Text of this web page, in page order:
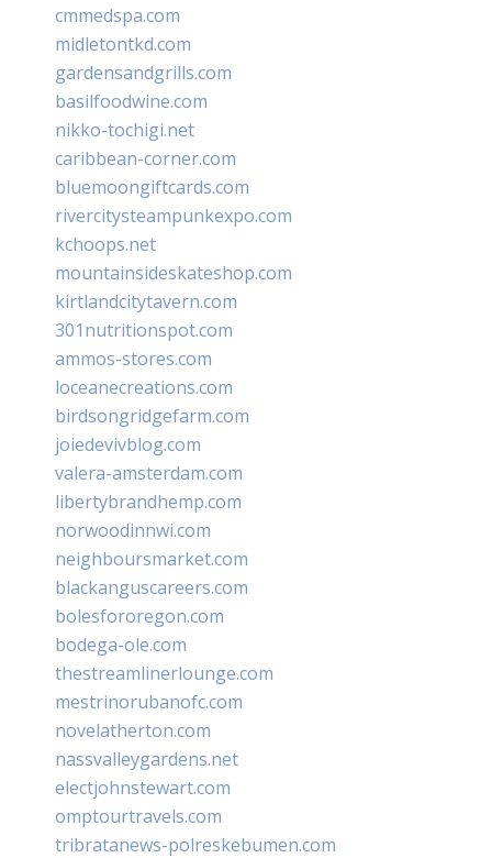
cmmedspa.com
midletontkd.com
gardensandgrills.com
basilfoodwine.com
nikko-tochigi.net
caribbean-corner.com
bluemoongiftcards.com
rivercitysteampunkexpo.com
kchoops.net
mountainsideskateshop.com
kirtlandcitytavern.com
301nutritionspot.com
ammos-stores.com
loceanecreations.com
birdsongridgefarm.com
joiedevivblog.com
valera-amsterdam.com
libertybrandhemp.com
norwoodinnwi.com
neighboursmarket.com
blackanguscareers.com
bolesfororegon.com
bodega-ole.com
thestreamlinerlounge.com
mestrinorubanofc.com
novelatherton.com
nassvalleygardens.net
electjohnstewart.com
omptourtravels.com
tribratanews-polreskebumen.com